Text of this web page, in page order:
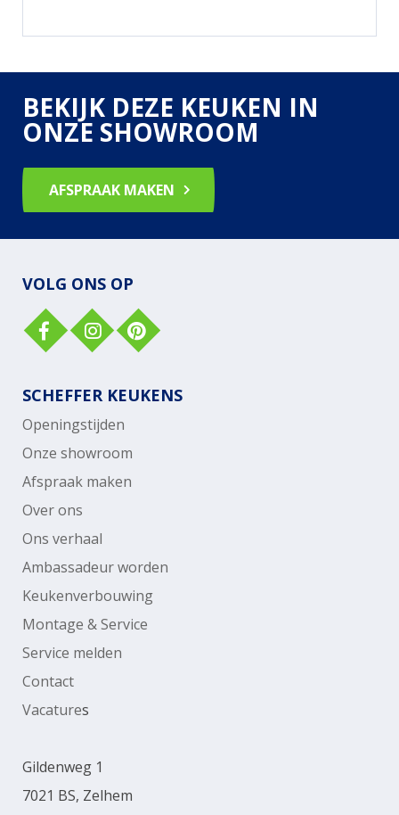
BEKIJK DEZE KEUKEN IN
ONZE SHOWROOM
AFSPRAAK MAKEN
VOLG ONS OP
SCHEFFER KEUKENS
Openingstijden
Onze showroom
Afspraak maken
Over ons
Ons verhaal
Ambassadeur worden
Keukenverbouwing
Montage & Service
Service melden
Contact
Vacatures
Gildenweg 1
7021 BS, Zelhem